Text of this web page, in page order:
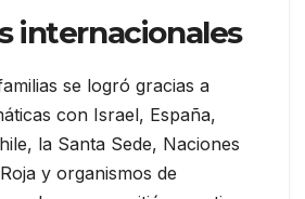
internacionales
se logró gracias a
con Israel, España,
la Santa Sede, Naciones
y organismos de